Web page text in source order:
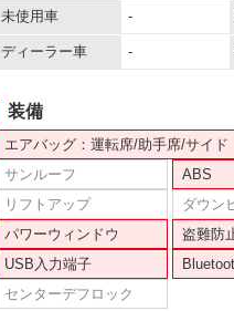
未使用車 -
ディーラー車 -
装備
エアバッグ：運転席/助手席/サイド
サンルーフ
ABS
リフトアップ
ダウン
パワーウィンドウ
盗難防
USB入力端子
センターデフロック